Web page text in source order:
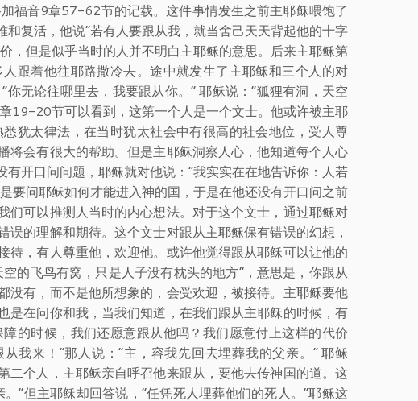
福音9章57-62节的记载。这件事情发生之前主耶稣喂饱了
复活，他说“若有人要跟从我，就当舍己天天背起他的十字
，但是似乎当时的人并不明白主耶稣的意思。后来主耶稣第
跟着他往耶路撒冷去。途中就发生了主耶稣和三个人的对
无论往哪里去，我要跟从你。” 耶稣说：“狐狸有洞，天空
19-20节可以看到，这第一个人是一个文士。他或许被主耶
犹太律法，在当时犹太社会中有很高的社会地位，受人尊
会有很大的帮助。但是主耶稣洞察人心，他知道每个人心
开口问问题，耶稣就对他说：“我实实在在地告诉你：人若
要问耶稣如何才能进入神的国，于是在他还没有开口问之前
可以推测人当时的内心想法。对于这个文士，通过耶稣对
的理解和期待。这个文士对跟从主耶稣保有错误的幻想，
，有人尊重他，欢迎他。或许他觉得跟从耶稣可以让他的
的飞鸟有窝，只是人子没有枕头的地方”，意思是，你跟从
有，而不是他所想象的，会受欢迎，被接待。主耶稣要他
在问你和我，当我们知道，在我们跟从主耶稣的时候，有
的时候，我们还愿意跟从他吗？我们愿意付上这样的代价
我来！”那人说：“主，容我先回去埋葬我的父亲。” 耶稣
二个人，主耶稣亲自呼召他来跟从，要他去传神国的道。这
”但主耶稣却回答说，“任凭死人埋葬他们的死人。”耶稣这